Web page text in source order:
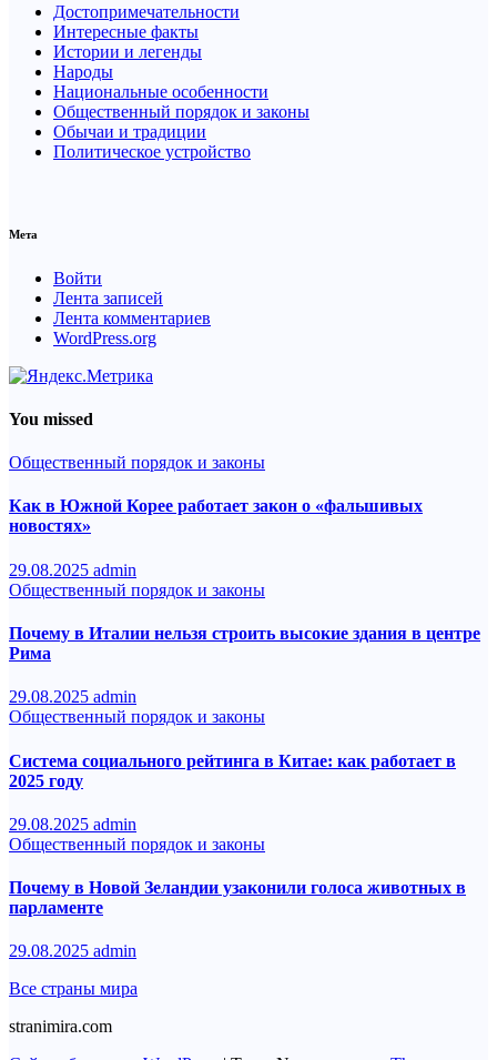
Достопримечательности
Интересные факты
Истории и легенды
Народы
Национальные особенности
Общественный порядок и законы
Обычаи и традиции
Политическое устройство
Мета
Войти
Лента записей
Лента комментариев
WordPress.org
You missed
Общественный порядок и законы
Как в Южной Корее работает закон о «фальшивых
новостях»
29.08.2025 admin
Общественный порядок и законы
Почему в Италии нельзя строить высокие здания в центре
Рима
29.08.2025 admin
Общественный порядок и законы
Система социального рейтинга в Китае: как работает в
2025 году
29.08.2025 admin
Общественный порядок и законы
Почему в Новой Зеландии узаконили голоса животных в
парламенте
29.08.2025 admin
Все страны мира
stranimira.com